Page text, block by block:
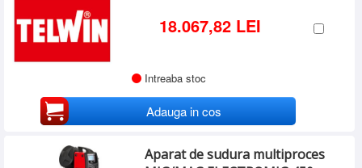
18.067,82 LEI
Intreaba stoc
Adauga in cos
Aparat de sudura multiproces